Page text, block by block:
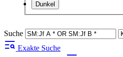
Dunkel
Suche
Exakte Suche